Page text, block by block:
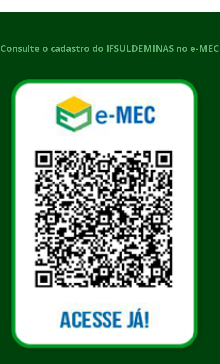
Consulte o cadastro do IFSULDEMINAS no e-MEC